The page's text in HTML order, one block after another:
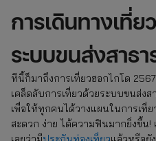
การเดินทางเที่
ระบบขนส่งสาธ
ทีนี้ก็มาถึงการเที่ยวฮอกไกโด
เคล็ดลับการเที่ยวด้วยระบบขนส่ง
เพื่อให้ทุกคนได้วางแผนในการเที่
สะดวก ง่าย ได้ความฟินมากยิ่งขึ้น